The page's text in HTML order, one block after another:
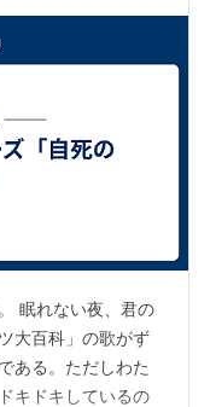
眠れない夜、君の
大百科」の歌がず
ある。ただしわた
キドキしているの